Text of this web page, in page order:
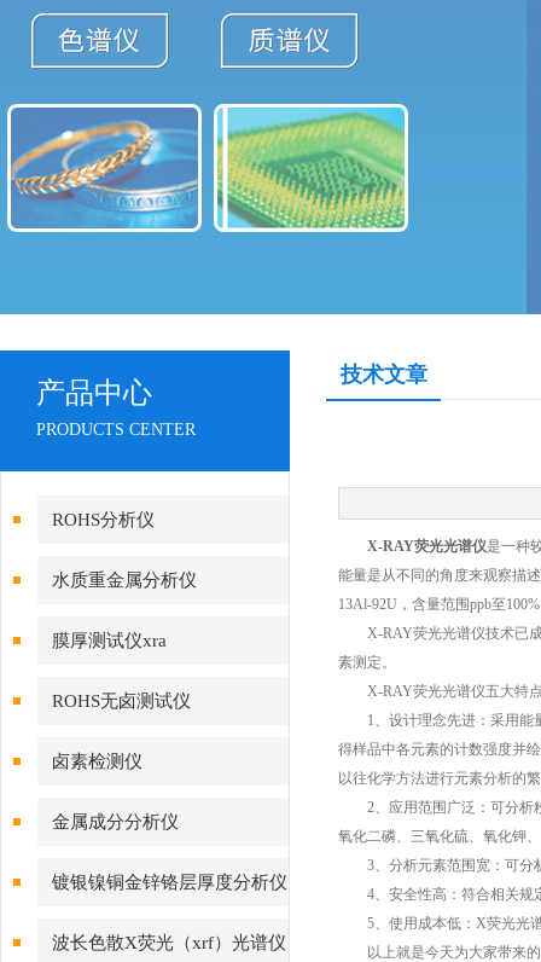
产品中心
PRODUCTS CENTER
ROHS分析仪
水质重金属分析仪
膜厚测试仪xra
ROHS无卤测试仪
卤素检测仪
金属成分分析仪
镀银镍铜金锌铬层厚度分析仪
波长色散X荧光（xrf）光谱仪
技术文章
X-RAY荧光光谱仪是一种
能量是从不同的角度来观察描
13Al-92U，含量范围ppb至
X-RAY荧光光谱仪技术已成
素测定。
X-RAY荧光光谱仪五大特
1、设计理念先进：采用能量
得样品中各元素的计数强度并
以往化学方法进行元素分析的
2、应用范围广泛：可分析粉
氧化二磷、三氧化硫、氧化钾
3、分析元素范围宽：可分析
4、安全性高：符合相关规
5、使用成本低：X荧光光谱
以上就是今天为大家带来的